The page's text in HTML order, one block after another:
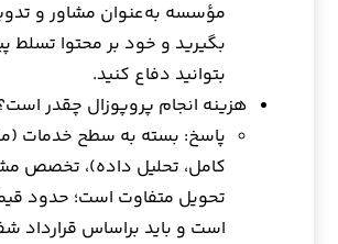
مؤسسه به‌عنوان مشاور و
بگیرید و خود بر محتوا تسلط
بتوانید دفاع کنید.
هزینه انجام پروپوزال چقدر
پاسخ: بسته به سطح خدمات
کامل، تحلیل داده)، تخصص
تحویل متفاوت است؛ حدود
است و باید براساس قرارداد